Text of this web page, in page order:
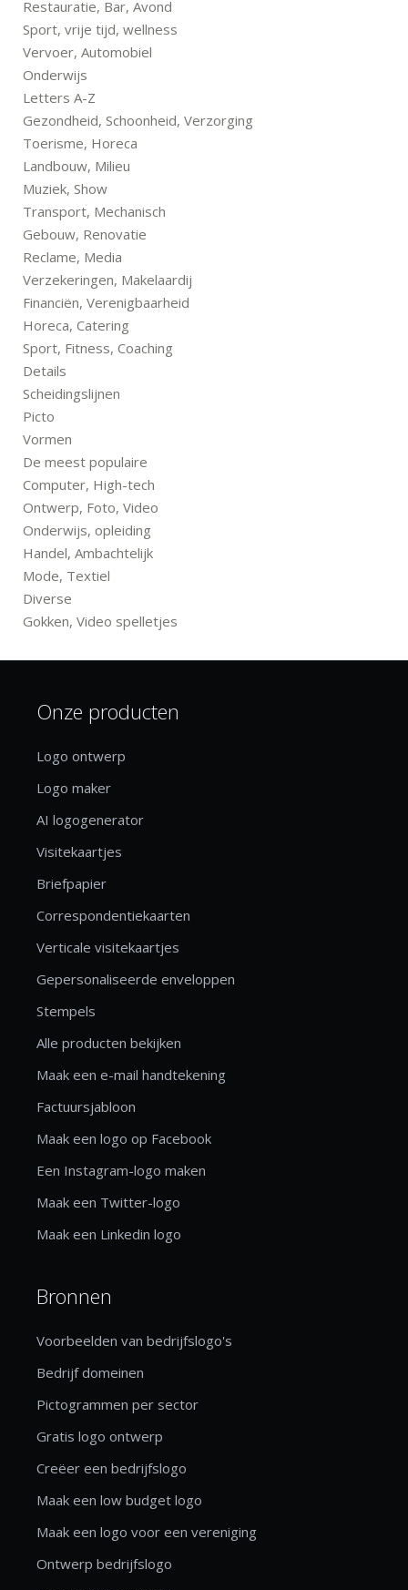
Restauratie, Bar, Avond
Sport, vrije tijd, wellness
Vervoer, Automobiel
Onderwijs
Letters A-Z
Gezondheid, Schoonheid, Verzorging
Toerisme, Horeca
Landbouw, Milieu
Muziek, Show
Transport, Mechanisch
Gebouw, Renovatie
Reclame, Media
Verzekeringen, Makelaardij
Financiën, Verenigbaarheid
Horeca, Catering
Sport, Fitness, Coaching
Details
Scheidingslijnen
Picto
Vormen
De meest populaire
Computer, High-tech
Ontwerp, Foto, Video
Onderwijs, opleiding
Handel, Ambachtelijk
Mode, Textiel
Diverse
Gokken, Video spelletjes
Onze producten
Logo ontwerp
Logo maker
AI logogenerator
Visitekaartjes
Briefpapier
Correspondentiekaarten
Verticale visitekaartjes
Gepersonaliseerde enveloppen
Stempels
Alle producten bekijken
Maak een e-mail handtekening
Factuursjabloon
Maak een logo op Facebook
Een Instagram-logo maken
Maak een Twitter-logo
Maak een Linkedin logo
Bronnen
Voorbeelden van bedrijfslogo's
Bedrijf domeinen
Pictogrammen per sector
Gratis logo ontwerp
Creëer een bedrijfslogo
Maak een low budget logo
Maak een logo voor een vereniging
Ontwerp bedrijfslogo